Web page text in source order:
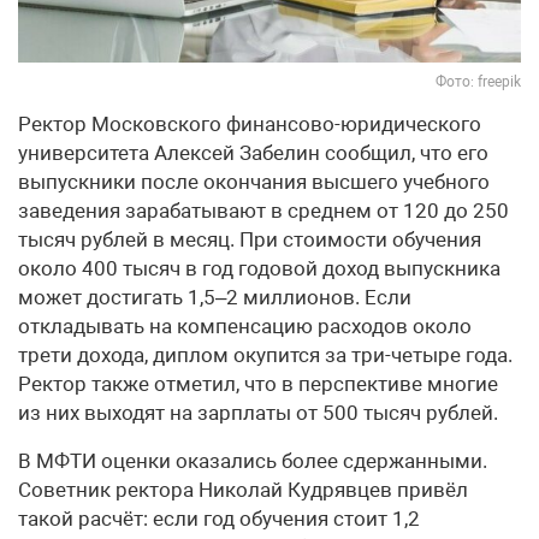
Фото: freepik
Ректор Московского финансово-юридического
университета Алексей Забелин сообщил, что его
выпускники после окончания высшего учебного
заведения зарабатывают в среднем от 120 до 250
тысяч рублей в месяц. При стоимости обучения
около 400 тысяч в год годовой доход выпускника
может достигать 1,5–2 миллионов. Если
откладывать на компенсацию расходов около
трети дохода, диплом окупится за три-четыре года.
Ректор также отметил, что в перспективе многие
из них выходят на зарплаты от 500 тысяч рублей.
В МФТИ оценки оказались более сдержанными.
Советник ректора Николай Кудрявцев привёл
такой расчёт: если год обучения стоит 1,2